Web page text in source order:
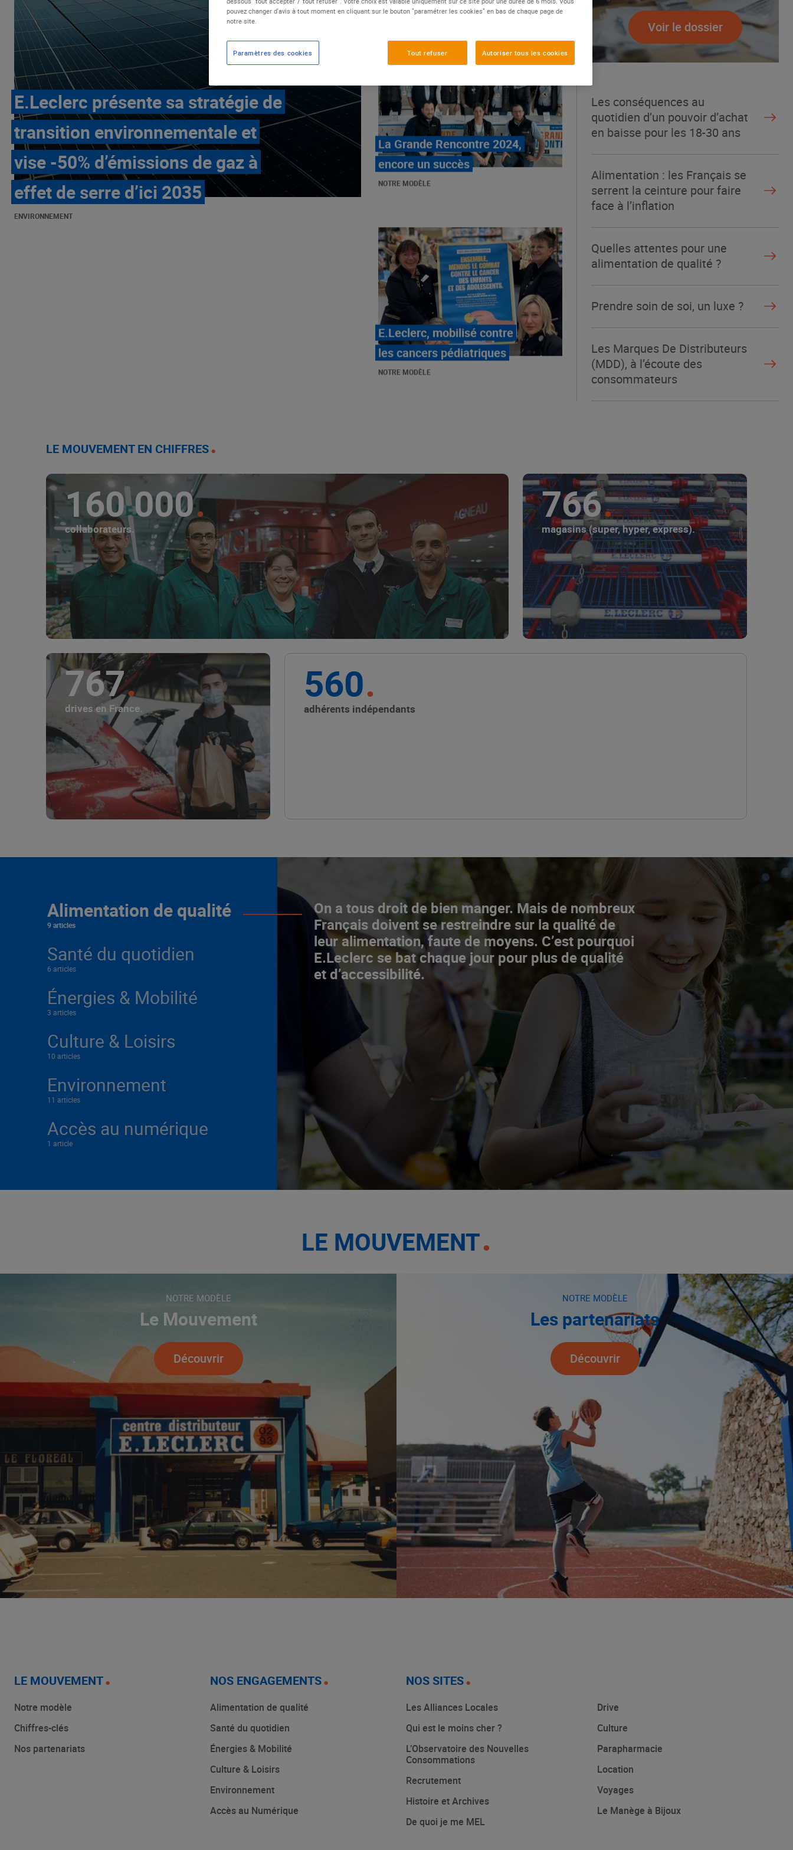
E.Leclerc présente sa stratégie de
transition environnementale et
vise -50% d’émissions de gaz à
effet de serre d’ici 2035
ENVIRONNEMENT
E.Leclerc, mobilisé contre
les cancers pédiatriques
NOTRE MODÈLE
LE MOUVEMENT
E.LECLERC ET SES
COMBATS
NOTRE MODÈLE
« Repérage » - La nouvelle
revue de tendances de
Marque Repère
ALIMENTATION DE QUALITÉ
producteurs avec les
L’ascenceur social
fonctionne chez E.Leclerc !
NOTRE MODÈLE
La Grande Rencontre 2024,
Voir le dossier
Les conséquences au
quotidien d’un pouvoir d’achat
en baisse pour les 18-30 ans
Alimentation : les Français se
serrent la ceinture pour faire
face à l’inflation
Quelles attentes pour une
alimentation de qualité ?
Prendre soin de soi, un luxe ?
Les Marques De Distributeurs
(MDD), à l’écoute des
consommateurs
LE MOUVEMENT EN CHIFFRES
160 000
collaborateurs.
766
magasins (super, hyper, express).
767
drives en France.
560
adhérents indépendants
Alimentation de qualité
9 articles
On a tous droit de bien manger. Mais de nombreux
Français doivent se restreindre sur la qualité de
leur alimentation, faute de moyens. C’est pourquoi
E.Leclerc se bat chaque jour pour plus de qualité
et d’accessibilité.
Santé du quotidien
6 articles
Énergies & Mobilité
3 articles
Culture & Loisirs
10 articles
Environnement
11 articles
Accès au numérique
1 article
LE MOUVEMENT
NOTRE MODÈLE
Le Mouvement
Découvrir
NOTRE MODÈLE
Les partenariats
Découvrir
LE MOUVEMENT
Notre modèle
Chiffres-clés
Nos partenariats
NOS ENGAGEMENTS
Alimentation de qualité
Santé du quotidien
Énergies & Mobilité
Culture & Loisirs
Environnement
Accès au Numérique
NOS SITES
Les Alliances Locales
Qui est le moins cher ?
L’Observatoire des Nouvelles
Consommations
Recrutement
Histoire et Archives
De quoi je me MEL
Drive
Culture
Parapharmacie
Location
Voyages
Le Manège à Bijoux
pouvez changer d'avis à tout moment en cliquant sur le bouton "paramétrer les cookies" en bas de chaque page de
notre site.
Tout refuser Autoriser tous les cookies
Paramètres des cookies